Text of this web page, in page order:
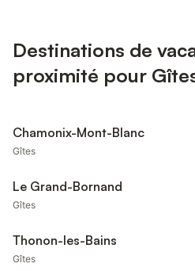
Destinations de
proximité pour
Chamonix-Mont-Blanc
Gîtes
Le Grand-Bornand
Gîtes
Thonon-les-Bains
Gîtes